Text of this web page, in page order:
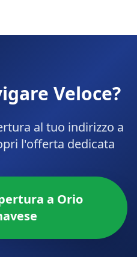
Veloce?
al tuo indirizzo a
l'offerta dedicata
a Orio